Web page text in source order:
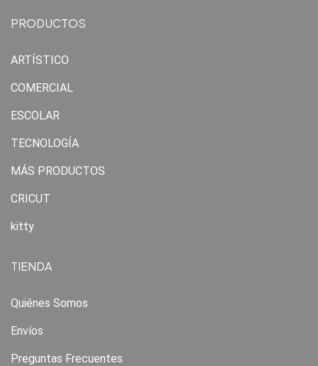
PRODUCTOS
ARTÍSTICO
COMERCIAL
ESCOLAR
TECNOLOGÍA
MÁS PRODUCTOS
CRICUT
kitty
TIENDA
Quiénes Somos
Envíos
Preguntas Frecuentes